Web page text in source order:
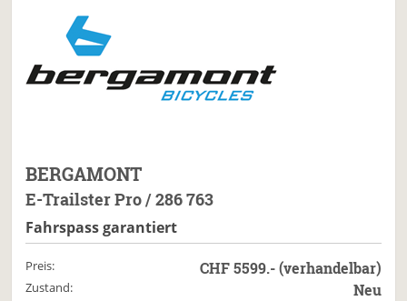
BERGAMONT
E-Trailster Pro / 286 763
Fahrspass garantiert
Preis: CHF 5599.- (verhandelbar)
Zustand: Neu